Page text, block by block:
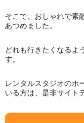
そこで、おしゃれで素
あつめました。
どれも行きたくなるよ
す。
レンタルスタジオのホ
いる方は、是非サイト